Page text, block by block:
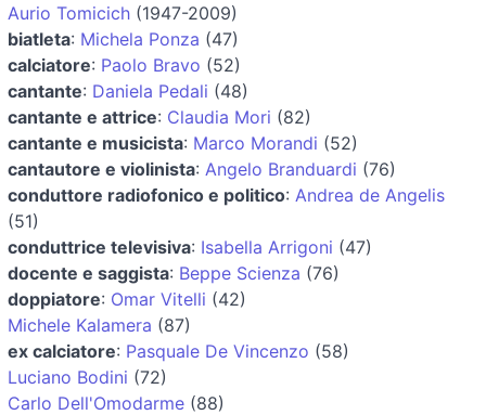
Aurio Tomicich (1947-2009)
biatleta: Michela Ponza (47)
calciatore: Paolo Bravo (52)
cantante: Daniela Pedali (48)
cantante e attrice: Claudia Mori (82)
cantante e musicista: Marco Morandi (52)
cantautore e violinista: Angelo Branduardi (76)
conduttore radiofonico e politico: Andrea de Angelis
(51)
conduttrice televisiva: Isabella Arrigoni (47)
docente e saggista: Beppe Scienza (76)
doppiatore: Omar Vitelli (42)
Michele Kalamera (87)
ex calciatore: Pasquale De Vincenzo (58)
Luciano Bodini (72)
Carlo Dell'Omodarme (88)